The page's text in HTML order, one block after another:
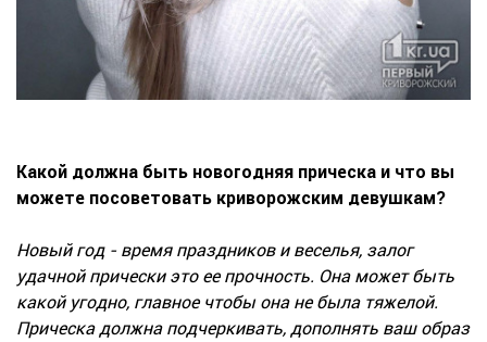
Какой должна быть новогодняя прическа и что вы
можете посоветовать криворожским девушкам?
Новый год - время праздников и веселья, залог
удачной прически это ее прочность. Она может быть
какой угодно, главное чтобы она не была тяжелой.
Прическа должна подчеркивать, дополнять ваш образ